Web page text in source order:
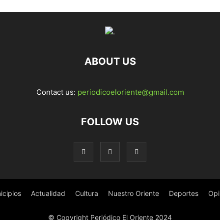
ABOUT US
Contact us: periodicoeloriente@gmail.com
FOLLOW US
Actualidad Cultura Nuestro Oriente Deportes
© Copyright Periódico El Oriente 2024